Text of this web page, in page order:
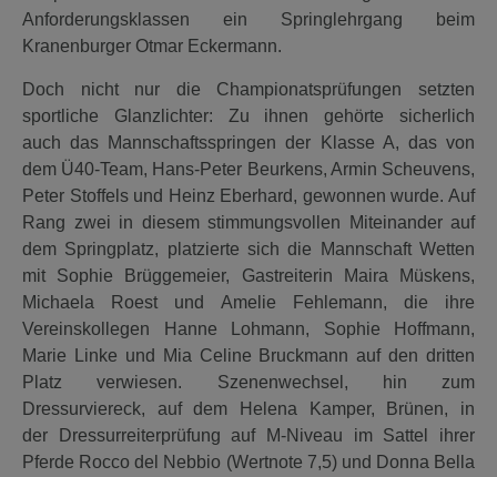
Anforderungsklassen ein Springlehrgang beim
Kranenburger Otmar Eckermann.
Doch nicht nur die Championatsprüfungen setzten
sportliche Glanzlichter: Zu ihnen gehörte sicherlich
auch das Mannschaftsspringen der Klasse A, das von
dem Ü40-Team, Hans-Peter Beurkens, Armin Scheuvens,
Peter Stoffels und Heinz Eberhard, gewonnen wurde. Auf
Rang zwei in diesem stimmungsvollen Miteinander auf
dem Springplatz, platzierte sich die Mannschaft Wetten
mit Sophie Brüggemeier, Gastreiterin Maira Müskens,
Michaela Roest und Amelie Fehlemann, die ihre
Vereinskollegen Hanne Lohmann, Sophie Hoffmann,
Marie Linke und Mia Celine Bruckmann auf den dritten
Platz verwiesen. Szenenwechsel, hin zum
Dressurviereck, auf dem Helena Kamper, Brünen, in
der Dressurreiterprüfung auf M-Niveau im Sattel ihrer
Pferde Rocco del Nebbio (Wertnote 7,5) und Donna Bella